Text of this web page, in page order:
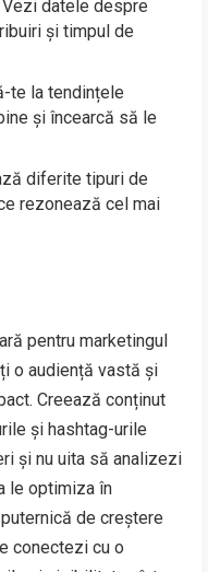
Vezi datele despre
și timpul de
te la tendințele
și încearcă să le
diferite tipuri de
rezonează cel mai
pentru marketingul
o audiență vastă și
Creează conținut
și hashtag-urile
și nu uita să analizezi
le optimiza în
de creștere
conectezi cu o